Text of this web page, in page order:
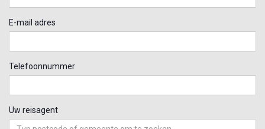
E-mail adres
Telefoonnummer
Uw reisagent